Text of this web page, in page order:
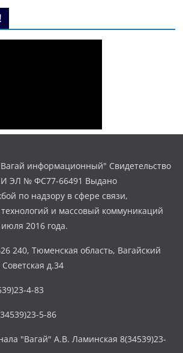
информационный" Свидетельство
ЭЛ № ФС77-66491 Выдано
по надзору в сфере связи,
и массовый коммуникаций
2016 года.
240, Тюменская область, Вагайский
д.34
4-83
5-86
"Вагай" А.В. Ламинская 8(34539)23-